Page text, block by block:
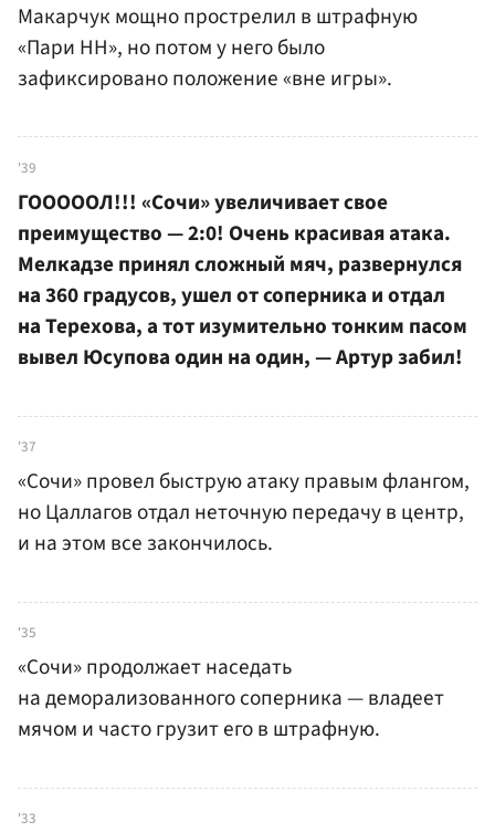
Макарчук мощно прострелил в штрафную
«Пари НН», но потом у него было
зафиксировано положение «вне игры».
'39
ГОООООЛ!!! «Сочи» увеличивает свое
преимущество — 2:0! Очень красивая атака.
Мелкадзе принял сложный мяч, развернулся
на 360 градусов, ушел от соперника и отдал
на Терехова, а тот изумительно тонким пасом
вывел Юсупова один на один, — Артур забил!
'37
«Сочи» провел быструю атаку правым флангом,
но Цаллагов отдал неточную передачу в центр,
и на этом все закончилось.
'35
«Сочи» продолжает наседать
на деморализованного соперника — владеет
мячом и часто грузит его в штрафную.
'33